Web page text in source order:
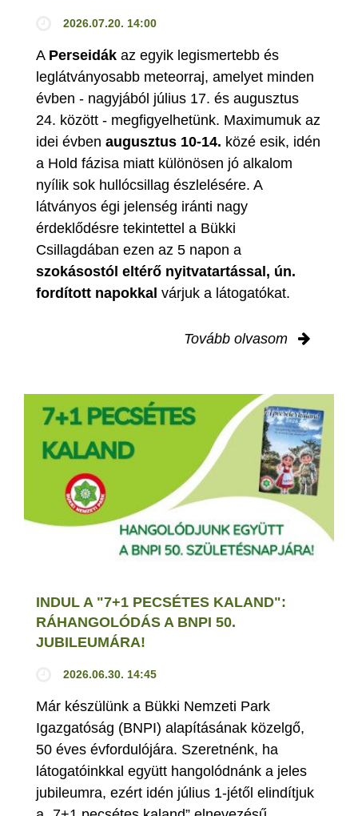
2026.07.20. 14:00
A Perseidák az egyik legismertebb és
leglátványosabb meteorraj, amelyet minden
évben - nagyjából július 17. és augusztus
24. között - megfigyelhetünk. Maximumuk az
idei évben augusztus 10-14. közé esik, idén
a Hold fázisa miatt különösen jó alkalom
nyílik sok hullócsillag észlelésére. A
látványos égi jelenség iránti nagy
érdeklődésre tekintettel a Bükki
Csillagdában ezen az 5 napon a
szokásostól eltérő nyitvatartással, ún.
fordított napokkal várjuk a látogatókat.
Tovább olvasom
INDUL A "7+1 PECSÉTES KALAND":
RÁHANGOLÓDÁS A BNPI 50.
JUBILEUMÁRA!
2026.06.30. 14:45
Már készülünk a Bükki Nemzeti Park
Igazgatóság (BNPI) alapításának közelgő,
50 éves évfordulójára. Szeretnénk, ha
látogatóinkkal együtt hangolódnánk a jeles
jubileumra, ezért idén július 1-jétől elindítjuk